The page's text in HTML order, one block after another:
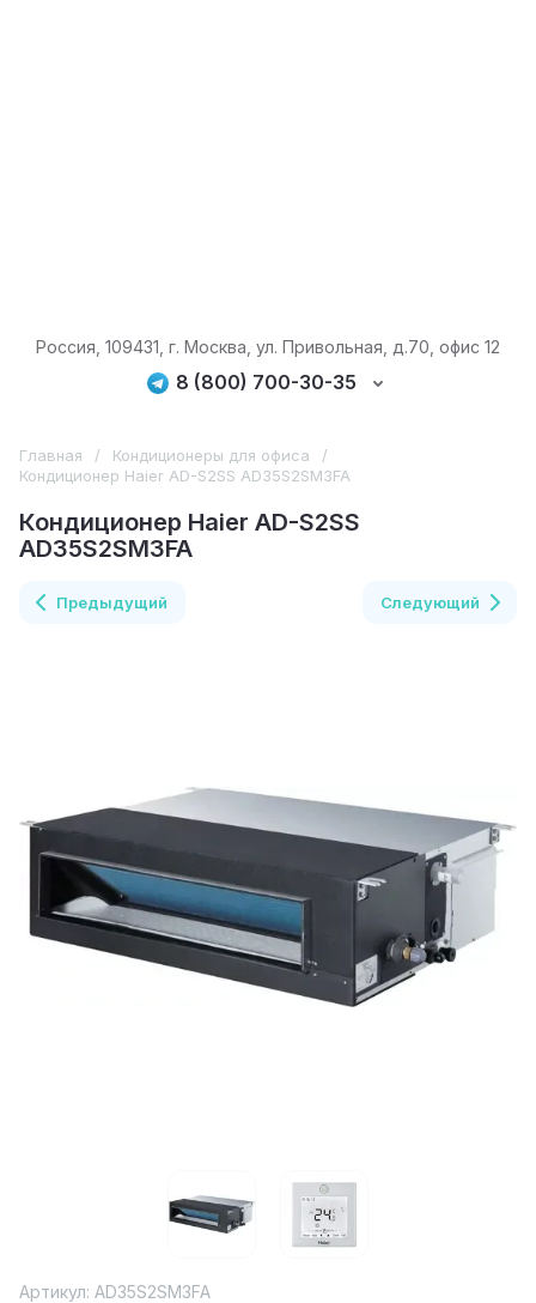
Россия, 109431, г. Москва, ул. Привольная, д.70, офис 12
8 (800) 700-30-35
Главная / Кондиционеры для офиса
/
Кондиционер Haier AD-S2SS AD35S2SM3FA
Кондиционер Haier AD-S2SS
AD35S2SM3FA
Предыдущий Следующий
Артикул: AD35S2SM3FA